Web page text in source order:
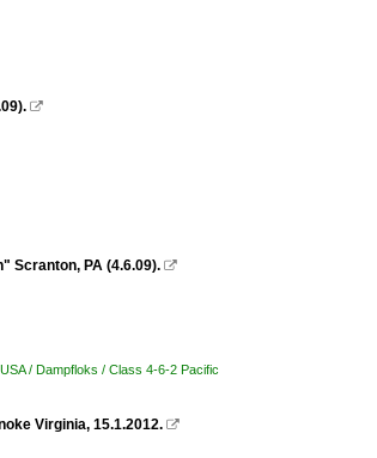

Scranton, PA (4.6.09). 
USA / Dampfloks / Class 4-6-2 Pacific
Virginia, 15.1.2012. 